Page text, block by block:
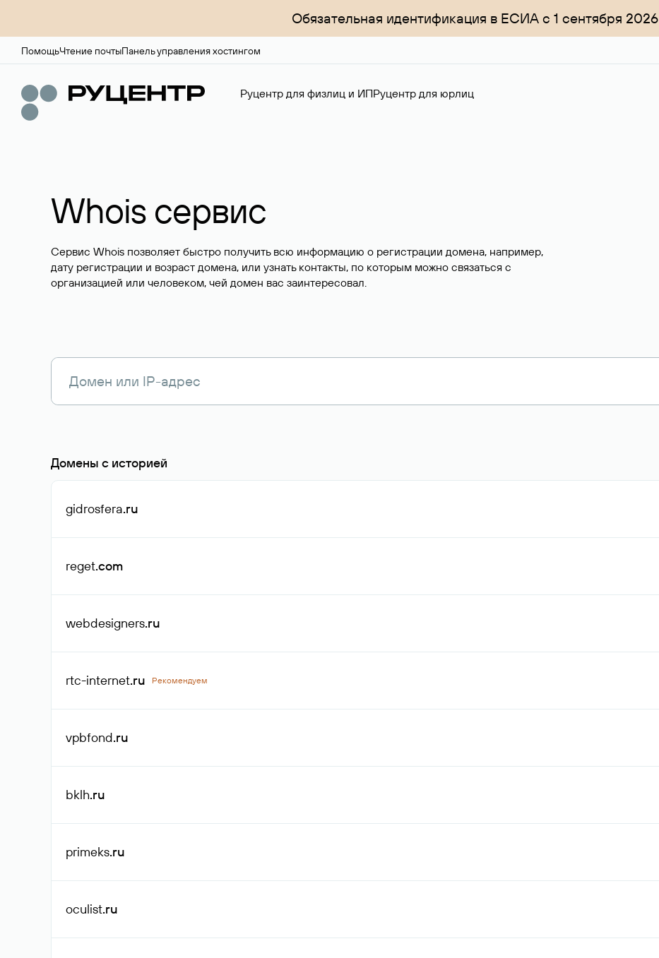
Обязательная идентификация в ЕСИА с 1 сентября 2026
ПомощьЧтение почтыПанель управления хостингом
Руцентр для физлиц и ИПРуцентр для юрлиц
Whois сервис
Сервис Whois позволяет быстро получить всю информацию о регистрации домена, например,
дату регистрации и возраст домена, или узнать контакты, по которым можно связаться с
организацией или человеком, чей домен вас заинтересовал.
Домены с историей
gidrosfera.ru
reget.com
webdesigners.ru
rtc-internet.ru Рекомендуем
vpbfond.ru
bklh.ru
primeks.ru
oculist.ru